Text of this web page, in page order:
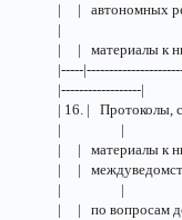
| |
|
| |
|-----
|------------------|
| 16. |
| |
| |
| |
| |
| | по